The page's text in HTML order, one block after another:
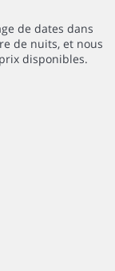
de dates dans
de nuits, et nous
disponibles.